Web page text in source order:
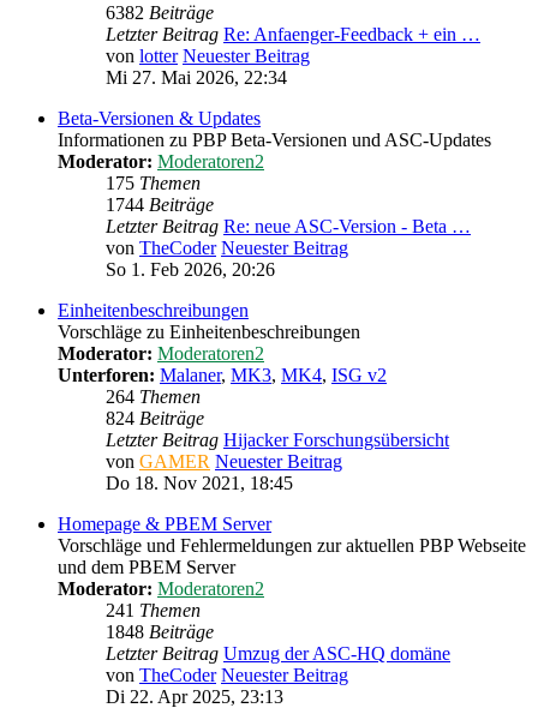
6382 Beiträge
Letzter Beitrag Re: Anfaenger-Feedback + ein …
von lotter Neuester Beitrag
Mi 27. Mai 2026, 22:34
Beta-Versionen & Updates
Informationen zu PBP Beta-Versionen und ASC-Updates
Moderator: Moderatoren2
175 Themen
1744 Beiträge
Letzter Beitrag Re: neue ASC-Version - Beta …
von TheCoder Neuester Beitrag
So 1. Feb 2026, 20:26
Einheitenbeschreibungen
Vorschläge zu Einheitenbeschreibungen
Moderator: Moderatoren2
Unterforen: Malaner, MK3, MK4, ISG v2
264 Themen
824 Beiträge
Letzter Beitrag Hijacker Forschungsübersicht
von GAMER Neuester Beitrag
Do 18. Nov 2021, 18:45
Homepage & PBEM Server
Vorschläge und Fehlermeldungen zur aktuellen PBP Webseite
und dem PBEM Server
Moderator: Moderatoren2
241 Themen
1848 Beiträge
Letzter Beitrag Umzug der ASC-HQ domäne
von TheCoder Neuester Beitrag
Di 22. Apr 2025, 23:13